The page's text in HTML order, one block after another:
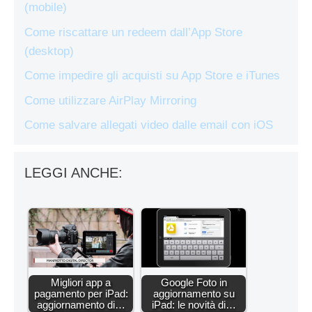
(mobile)
Come riscattare un redeem dall’App Store
(desktop)
Come impedire gli acquisti su App Store e iTunes
Come utilizzare AirPlay Mirroring
Come salvare allegati video dalle email con iOS
LEGGI ANCHE:
Migliori app a
pagamento per iPad:
aggiornamento di…
Google Foto in
aggiornamento su
iPad: le novità di…